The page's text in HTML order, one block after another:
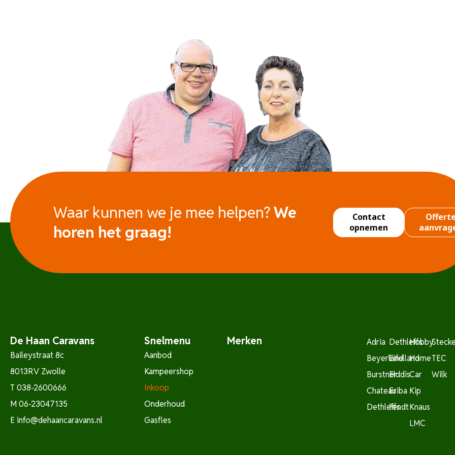
Waar kunnen we je mee helpen?We
horen het graag!
Contact
opnemen
De Haan Caravans
Baileystraat 8c
8013RV Zwolle
T038-2600666
M06-23047135
E info@dehaancaravans.nl
Snelmenu
Aanbod
Kampeershop
Inkoop
Onderhoud
Gasfles
Merken
Adria
Beyerland
Burstner
Chateau
Dethleffs
Dethleffs
Eifelland
Elddis
Eriba
Fendt
Hobby
Home
Car
Kip
Knaus
LMC
TEC
Wilk